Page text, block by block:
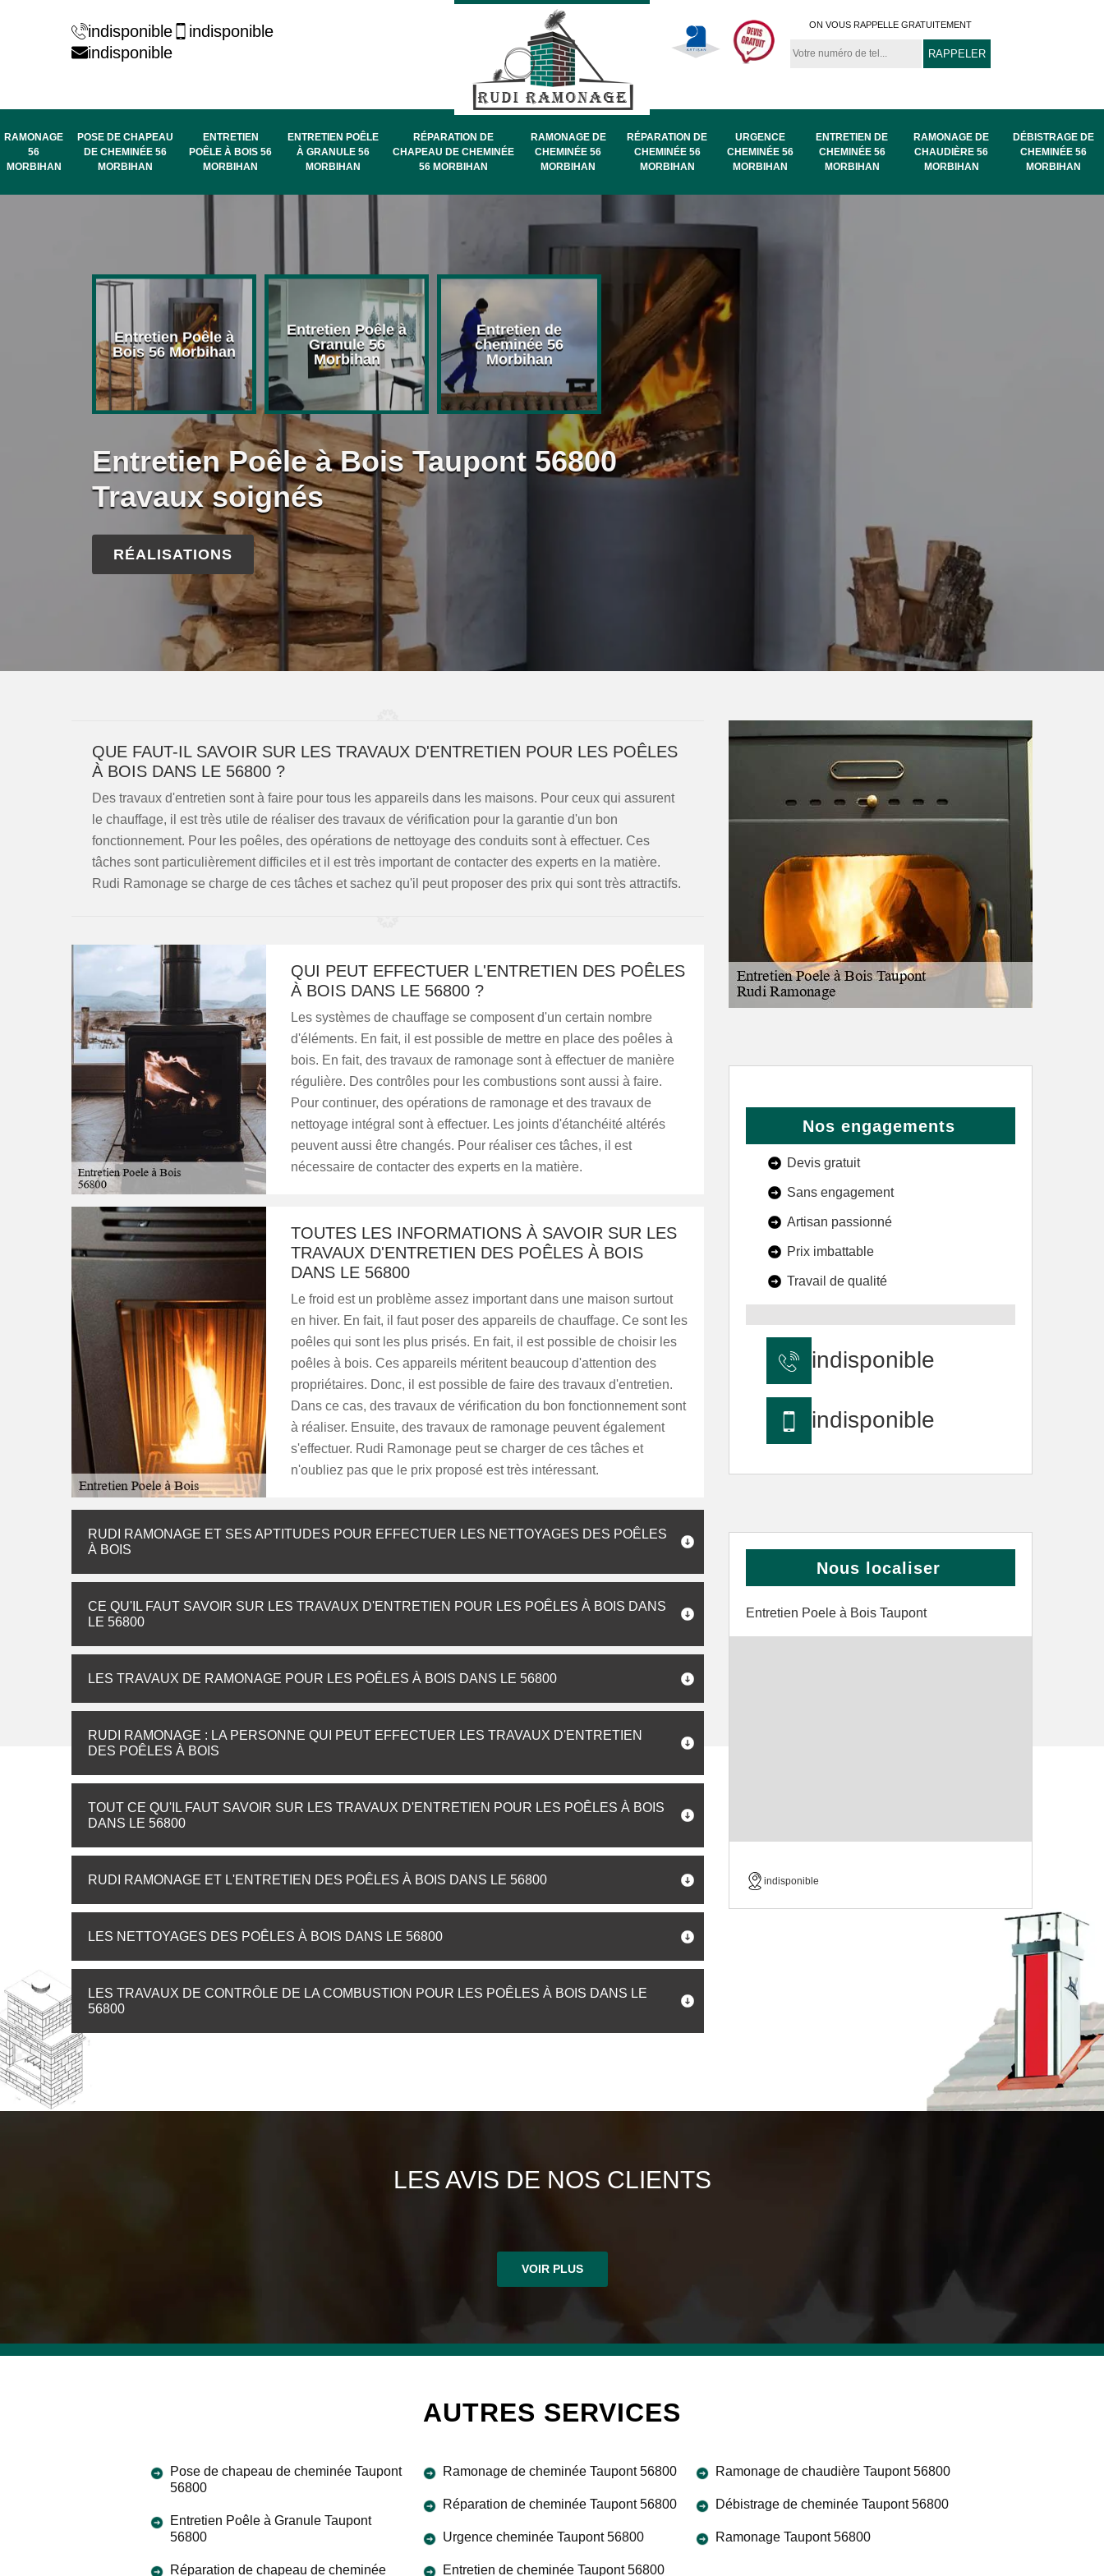
indisponible
indisponible
indisponible
ON VOUS RAPPELLE GRATUITEMENT
RAMONAGE
56
MORBIHAN
POSE DE CHAPEAU
DE CHEMINÉE 56
MORBIHAN
ENTRETIEN
POÊLE À BOIS 56
MORBIHAN
ENTRETIEN POÊLE
À GRANULE 56
MORBIHAN
RÉPARATION DE
CHAPEAU DE CHEMINÉE
56 MORBIHAN
RAMONAGE DE
CHEMINÉE 56
MORBIHAN
RÉPARATION DE
CHEMINÉE 56
MORBIHAN
URGENCE
CHEMINÉE 56
MORBIHAN
ENTRETIEN DE
CHEMINÉE 56
MORBIHAN
RAMONAGE DE
CHAUDIÈRE 56
MORBIHAN
DÉBISTRAGE DE
CHEMINÉE 56
MORBIHAN
Entretien Poêle à
Bois 56 Morbihan
Entretien Poêle à
Granule 56
Morbihan
Entretien de
cheminée 56
Morbihan
Pose de chapeau
de cheminée 56
Morbihan
Entretien Poêle à Bois Taupont 56800
Travaux soignés
RÉALISATIONS
QUE FAUT-IL SAVOIR SUR LES TRAVAUX D'ENTRETIEN POUR LES POÊLES
À BOIS DANS LE 56800 ?
Des travaux d'entretien sont à faire pour tous les appareils dans les maisons. Pour ceux qui assurent
le chauffage, il est très utile de réaliser des travaux de vérification pour la garantie d'un bon
fonctionnement. Pour les poêles, des opérations de nettoyage des conduits sont à effectuer. Ces
tâches sont particulièrement difficiles et il est très important de contacter des experts en la matière.
Rudi Ramonage se charge de ces tâches et sachez qu'il peut proposer des prix qui sont très attractifs.
QUI PEUT EFFECTUER L'ENTRETIEN DES POÊLES
À BOIS DANS LE 56800 ?
Les systèmes de chauffage se composent d'un certain nombre
d'éléments. En fait, il est possible de mettre en place des poêles à
bois. En fait, des travaux de ramonage sont à effectuer de manière
régulière. Des contrôles pour les combustions sont aussi à faire.
Pour continuer, des opérations de ramonage et des travaux de
nettoyage intégral sont à effectuer. Les joints d'étanchéité altérés
peuvent aussi être changés. Pour réaliser ces tâches, il est
nécessaire de contacter des experts en la matière.
TOUTES LES INFORMATIONS À SAVOIR SUR LES
TRAVAUX D'ENTRETIEN DES POÊLES À BOIS
DANS LE 56800
Le froid est un problème assez important dans une maison surtout
en hiver. En fait, il faut poser des appareils de chauffage. Ce sont les
poêles qui sont les plus prisés. En fait, il est possible de choisir les
poêles à bois. Ces appareils méritent beaucoup d'attention des
propriétaires. Donc, il est possible de faire des travaux d'entretien.
Dans ce cas, des travaux de vérification du bon fonctionnement sont
à réaliser. Ensuite, des travaux de ramonage peuvent également
s'effectuer. Rudi Ramonage peut se charger de ces tâches et
n'oubliez pas que le prix proposé est très intéressant.
RUDI RAMONAGE ET SES APTITUDES POUR EFFECTUER LES NETTOYAGES DES POÊLES
À BOIS
CE QU'IL FAUT SAVOIR SUR LES TRAVAUX D'ENTRETIEN POUR LES POÊLES À BOIS DANS
LE 56800
LES TRAVAUX DE RAMONAGE POUR LES POÊLES À BOIS DANS LE 56800
RUDI RAMONAGE : LA PERSONNE QUI PEUT EFFECTUER LES TRAVAUX D'ENTRETIEN
DES POÊLES À BOIS
TOUT CE QU'IL FAUT SAVOIR SUR LES TRAVAUX D'ENTRETIEN POUR LES POÊLES À BOIS
DANS LE 56800
RUDI RAMONAGE ET L'ENTRETIEN DES POÊLES À BOIS DANS LE 56800
LES NETTOYAGES DES POÊLES À BOIS DANS LE 56800
LES TRAVAUX DE CONTRÔLE DE LA COMBUSTION POUR LES POÊLES À BOIS DANS LE
56800
Nos engagements
Devis gratuit
Sans engagement
Artisan passionné
Prix imbattable
Travail de qualité
indisponible
indisponible
Nous localiser
Entretien Poele à Bois Taupont
indisponible
LES AVIS DE NOS CLIENTS
VOIR PLUS
AUTRES SERVICES
Pose de chapeau de cheminée Taupont
56800
Entretien Poêle à Granule Taupont
56800
Réparation de chapeau de cheminée
Ramonage de cheminée Taupont 56800
Réparation de cheminée Taupont 56800
Urgence cheminée Taupont 56800
Entretien de cheminée Taupont 56800
Ramonage de chaudière Taupont 56800
Débistrage de cheminée Taupont 56800
Ramonage Taupont 56800